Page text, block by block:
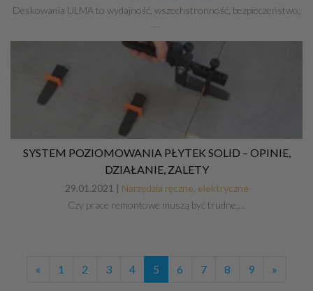
Deskowania ULMA to wydajność, wszechstronność, bezpieczeństwo,
SYSTEM POZIOMOWANIA PŁYTEK SOLID – OPINIE,
DZIAŁANIE, ZALETY
29.01.2021 | Narzędzia ręczne, elektryczne
Czy prace remontowe muszą być trudne,…
« 1 2 3 4 5 6 7 8 9 »